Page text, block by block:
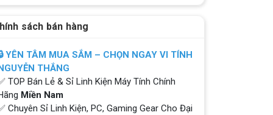
sách bán hàng
YÊN TÂM MUA SẮM – CHỌN NGAY VI TÍNH
THẮNG
TOP Bán Lẻ & Sỉ Linh Kiện Máy Tính Chính
Miền Nam
Chuyên Sỉ Linh Kiện, PC, Gaming Gear Cho Đại